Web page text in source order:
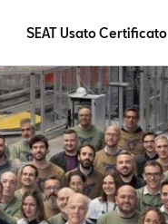
SEAT Usato Certificato